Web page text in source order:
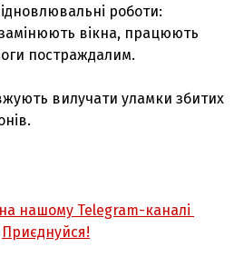
роботи:
вікна, працюють
постраждалим.
вилучати уламки збитих
нашому Telegram-каналі
Приєднуйся!